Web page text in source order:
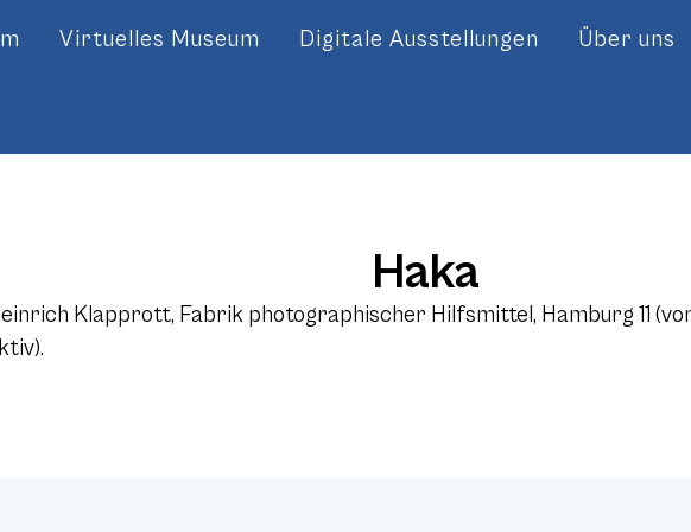
Virtuelles Museum Digitale Ausstellungen Über uns
Haka
Klapprott, Fabrik photographischer Hilfsmittel, Hamburg 11 (von